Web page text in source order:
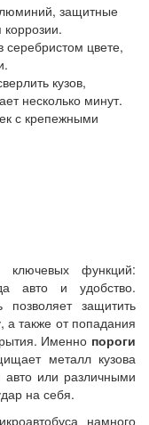
защитные
коррозии.
серебристом цвете,
кузов,
несколько минут.
с крепежными
ключевых функций:
авто и удобство.
защитить
а также от попадания
Именно пороги
металл кузова
или различными
на себя.
намного